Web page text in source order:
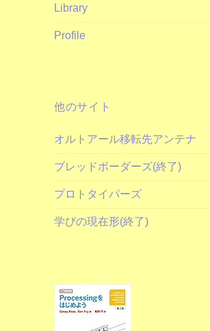
Library
Profile
他のサイト
オルトアール移転先アンテナ
ブレッドボーダーズ(終了)
プロトタイパーズ
学びの現在形(終了)